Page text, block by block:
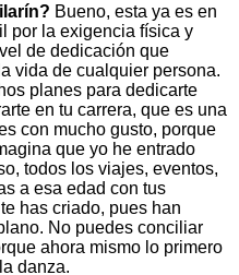
Bueno, esta ya es en
por la exigencia física y
de dedicación que
vida de cualquier persona.
planes para dedicarte
en tu carrera, que es una
con mucho gusto, porque
que yo he entrado
todos los viajes, eventos,
a esa edad con tus
has criado, pues han
No puedes conciliar
ahora mismo lo primero
danza.